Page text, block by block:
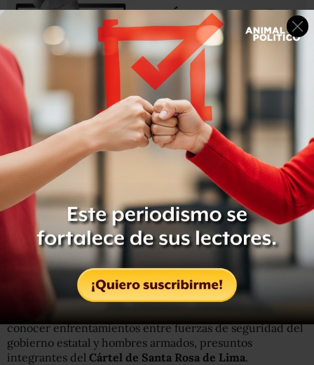
Medios locales comoZeta
indican que los bloqueos se
realizaron en
—la capital del estado—,Tijuana y
.
De acuerdo con los reportes de prensa, hombres
armados bajaron a conductores y operadores de
transporte público de sus vehículos y les prendieron
fuego. Hasta ahora, se desconoce si hay personas muertas
o lesionadas.
Horas antes, en
, reportes policiales dieron a
conocer enfrentamientos entre fuerzas de seguridad del
gobierno estatal y hombres armados, presuntos
integrantes del Cártel de Santa Rosa de Lima.